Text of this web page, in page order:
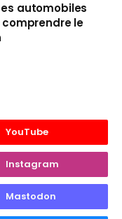
automobiles
le
YouTube
Instagram
Mastodon